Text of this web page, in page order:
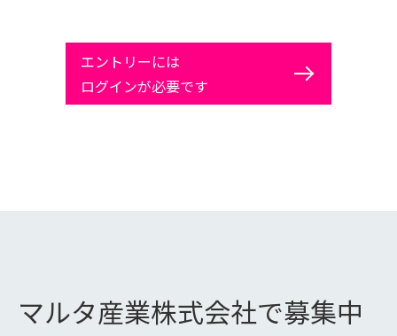
エントリーには
ログインが必要です
マルタ産業株式会社で募集中